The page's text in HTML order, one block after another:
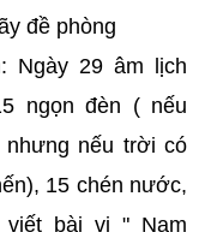
đề phòng
Ngày 29 âm lịch
ngọn đèn ( nếu
nhưng nếu trời có
15 chén nước,
viết bài vị " Nam